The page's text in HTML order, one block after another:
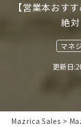
【営業本おす
絶
マネ
Mazrica Sales